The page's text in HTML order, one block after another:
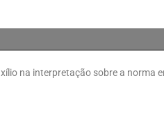
na interpretação sobre a norma